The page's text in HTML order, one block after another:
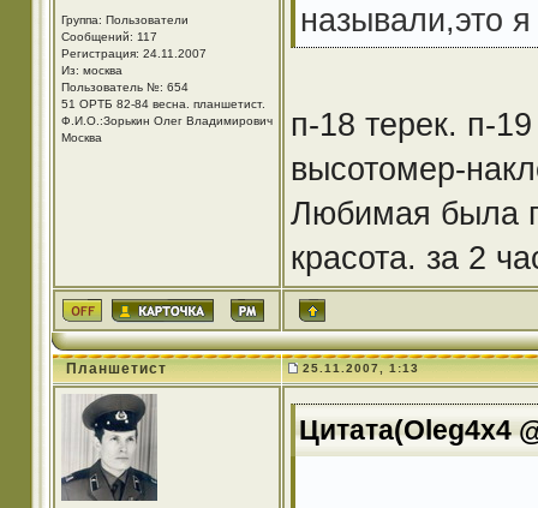
Группа: Пользователи
Сообщений: 117
Регистрация: 24.11.2007
Из: москва
Пользователь №: 654
51 ОРТБ 82-84 весна. планшетист.
Ф.И.О.:Зорькин Олег Владимирович
Москва
называли,это
п-18 терек. п-
высотомер-
Любимая была
красота. за 2
Планшетист 25.11.2007, 1:13
Цитата(Oleg4x4